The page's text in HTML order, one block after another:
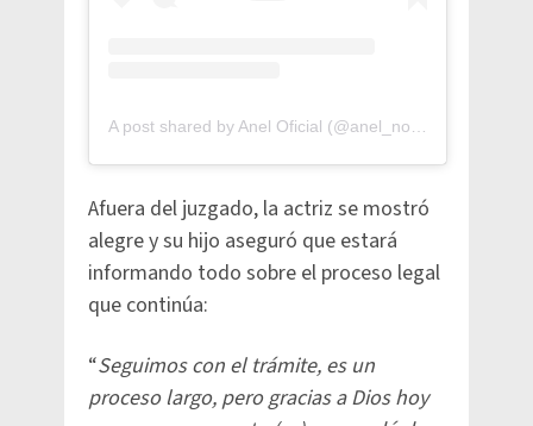
Afuera del juzgado, la actriz se mostró
alegre y su hijo aseguró que estará
informando todo sobre el proceso legal
que continúa:
“Seguimos con el trámite, es un
proceso largo, pero gracias a Dios hoy